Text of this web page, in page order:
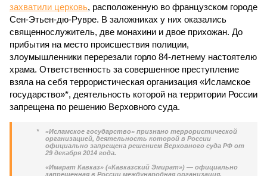
захватили церковь, расположенную во французском городе
Сен-Этьен-дю-Рувре. В заложниках у них оказались
священнослужитель, две монахини и двое прихожан. До
прибытия на место происшествия полиции,
злоумышленники перерезали горло 84-летнему настоятелю
храма. Ответственность за совершенное преступление
взяла на себя террористическая организация «Исламское
государство»*, деятельность которой на территории России
запрещена по решению Верховного суда.
*
«Исламское государство» признано террористической
организацией, деятельность которой в России
официально запрещена решением Верховного суда РФ от
29 декабря 2014 года.
«Имарат Кавказ» («Кавказский Эмират») — официально
запрещенная в России международная организация.